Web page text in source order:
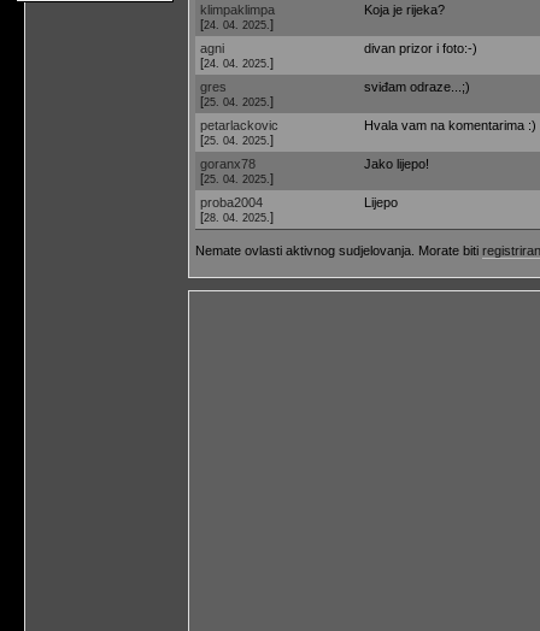
klimpaklimpa
[24. 04. 2025. ]
Koja je rijeka?
agni
[24. 04. 2025. ]
divan prizor i foto:-)
gres
[25. 04. 2025. ]
sviđam odraze...;)
petarlackovic
[25. 04. 2025. ]
Hvala vam na komentarima
goranx78
[25. 04. 2025. ]
Jako lijepo!
proba2004
[28. 04. 2025. ]
Lijepo
Nemate ovlasti aktivnog sudjelovanja. Morate biti